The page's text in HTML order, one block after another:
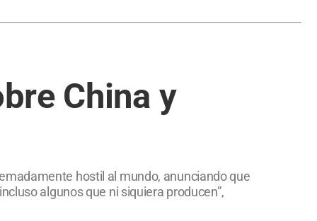
China y
hostil al mundo, anunciando que
algunos que ni siquiera producen”,